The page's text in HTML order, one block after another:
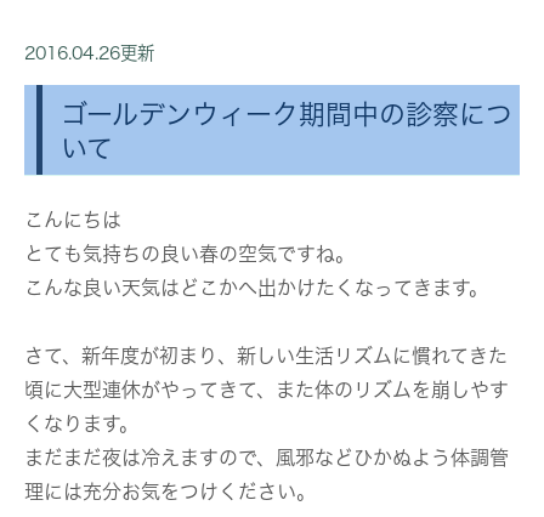
2016.04.26更新
ゴールデンウィーク期間中の診察につ
いて
こんにちは
とても気持ちの良い春の空気ですね。
こんな良い天気はどこかへ出かけたくなってきます。
さて、新年度が初まり、新しい生活リズムに慣れてきた
頃に大型連休がやってきて、また体のリズムを崩しやす
くなります。
まだまだ夜は冷えますので、風邪などひかぬよう体調管
理には充分お気をつけください。